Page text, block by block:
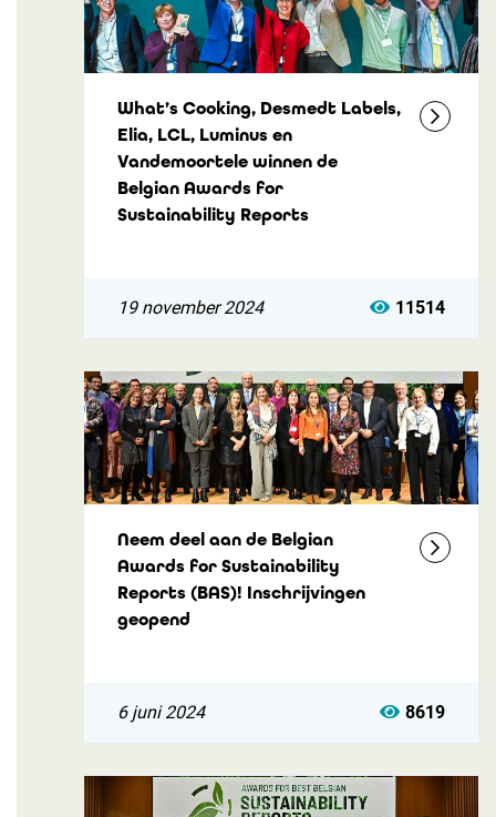
What’s Cooking, Desmedt Labels,
Elia, LCL, Luminus en
Vandemoortele winnen de
Belgian Awards for
Sustainability Reports
19 november 2024 11514
Neem deel aan de Belgian
Awards for Sustainability
Reports (BAS)! Inschrijvingen
geopend
6 juni 2024 8619